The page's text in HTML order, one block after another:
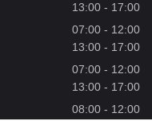
13:00 - 17:00
07:00 - 12:00
13:00 - 17:00
07:00 - 12:00
13:00 - 17:00
08:00 - 12:00